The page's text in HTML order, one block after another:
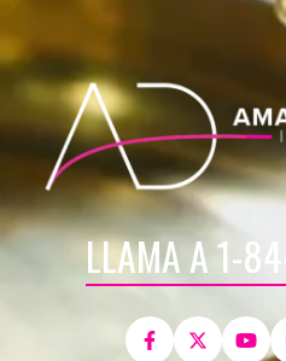
LLAMA A 1-